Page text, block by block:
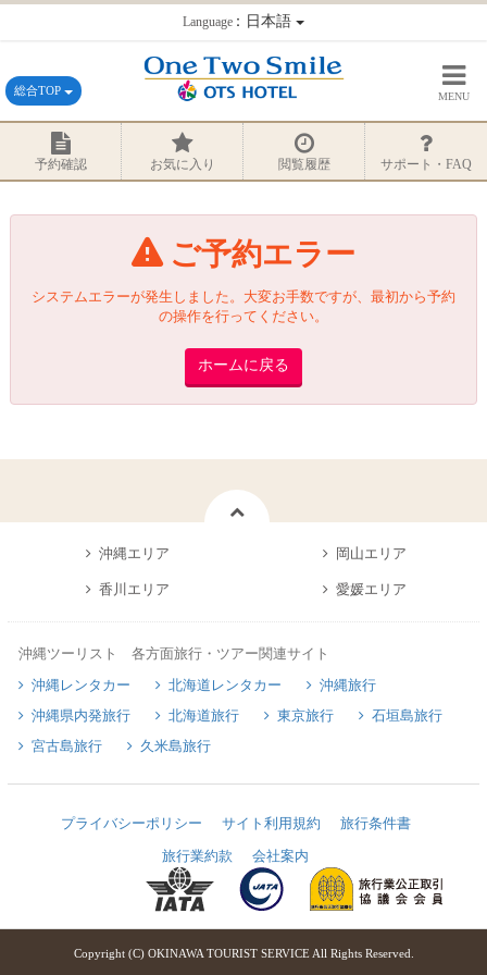
Language：日本語
総合TOP MENU
予約確認 お気に入り 閲覧履歴 サポート・FAQ
ご予約エラー
システムエラーが発生しました。大変お手数ですが、最初から予約
の操作を行ってください。
ホームに戻る
沖縄エリア 岡山エリア
香川エリア 愛媛エリア
沖縄ツーリスト 各方面旅行・ツアー関連サイト
沖縄レンタカー
北海道レンタカー
沖縄旅行
沖縄県内発旅行
北海道旅行 東京旅行
石垣島旅行
宮古島旅行
久米島旅行
プライバシーポリシー サイト利用規約
旅行条件書
旅行業約款
会社案内
Copyright (C) OKINAWA TOURIST SERVICE All Rights Reserved.